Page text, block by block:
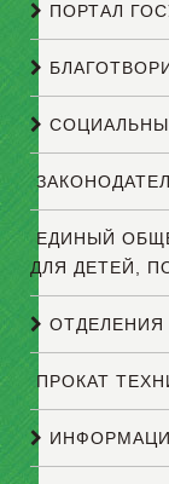
ПОРТАЛ
ЕДИНЫЙ
ДЛЯ ДЕТЕЙ,
ОТДЕЛЕНИЯ
ПРОКАТ